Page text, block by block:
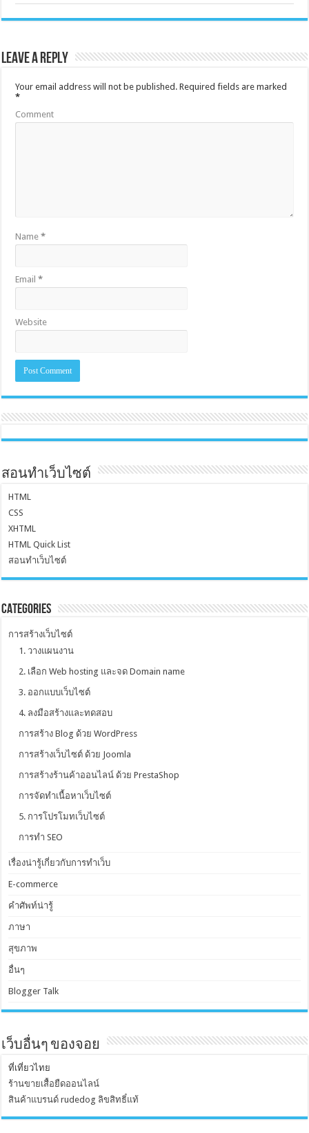
Leave a Reply
Your email address will not be published. Required fields are marked
*
Comment
Name*
Email*
Website
สอนทำเว็บไซต์
HTML
CSS
XHTML
HTML Quick List
สอนทำเว็บไซต์
Categories
การสร้างเว็บไซต์
1. วางแผนงาน
2. เลือก Web hosting และจด Domain name
3. ออกแบบเว็บไซต์
4. ลงมือสร้างและทดสอบ
การสร้าง Blog ด้วย WordPress
การสร้างเว็บไซต์ ด้วย Joomla
การสร้างร้านค้าออนไลน์ ด้วย PrestaShop
การจัดทำเนื้อหาเว็บไซต์
5. การโปรโมทเว็บไซต์
การทำ SEO
เรื่องน่ารู้เกี่ยวกับการทำเว็บ
E-commerce
คำศัพท์น่ารู้
ภาษา
สุขภาพ
อื่นๆ
Blogger Talk
เว็บอื่นๆ ของจอย
ที่เที่ยวไทย
ร้านขายเสื้อยืดออนไลน์
สินค้าแบรนด์ rudedog ลิขสิทธิ์แท้